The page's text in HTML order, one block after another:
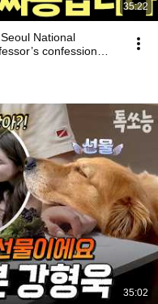
35:22
National
confession
35:02